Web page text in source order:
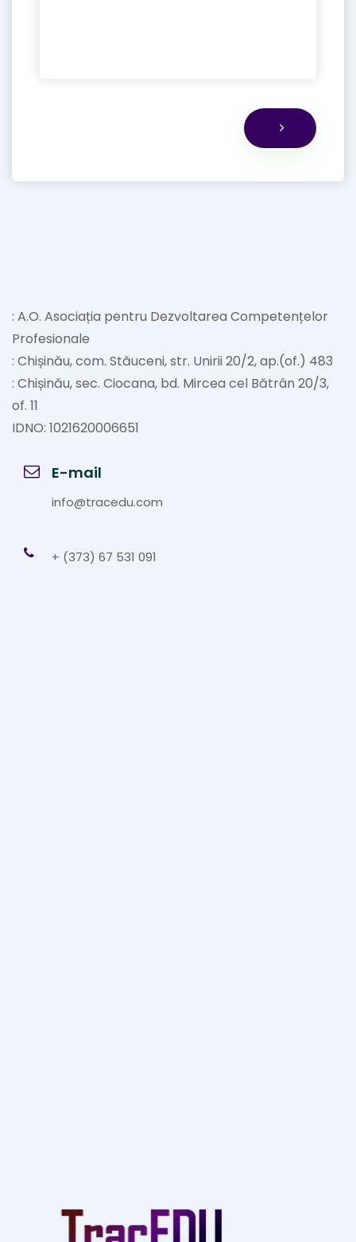
: A.O. Asociația pentru Dezvoltarea Competențelor
Profesionale
: Chișinău, com. Stăuceni, str. Unirii 20/2, ap.(of.) 483
: Chișinău, sec. Ciocana, bd. Mircea cel Bătrân 20/3,
of. 11
IDNO: 1021620006651
E-mail
info@tracedu.com
+ (373) 67 531 091